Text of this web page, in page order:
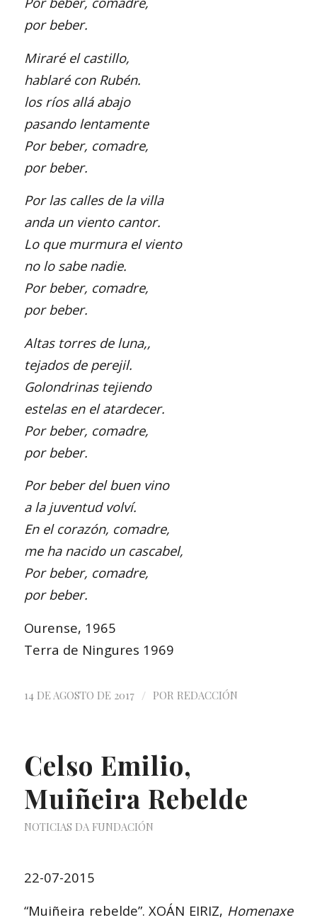
por beber.
Miraré el castillo,
hablaré con Rubén.
los ríos allá abajo
pasando lentamente
Por beber, comadre,
por beber.
Por las calles de la villa
anda un viento cantor.
Lo que murmura el viento
no lo sabe nadie.
Por beber, comadre,
por beber.
Altas torres de luna,,
tejados de perejil.
Golondrinas tejiendo
estelas en el atardecer.
Por beber, comadre,
por beber.
Por beber del buen vino
a la juventud volví.
En el corazón, comadre,
me ha nacido un cascabel,
Por beber, comadre,
por beber.
Ourense, 1965
Terra de Ningures 1969
14 DE AGOSTO DE 2017 / POR REDACCIÓN
Celso Emilio,
Muiñeira Rebelde
NOTICIAS DA FUNDACIÓN
22-07-2015
“Muiñeira rebelde”. XOÁN EIRIZ, Homenaxe